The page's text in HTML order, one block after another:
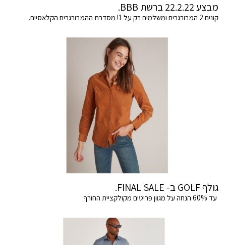
מבצע 22.2.22 ברשת BBB.
קונים 2 המבורגרים ומשלמים רק על 1! מסדרת ההמבורגרים הקלאסיים.
גולף GOLF ב- FINAL SALE.
עד 60% הנחה על מגוון פריטים מקולקציית החורף